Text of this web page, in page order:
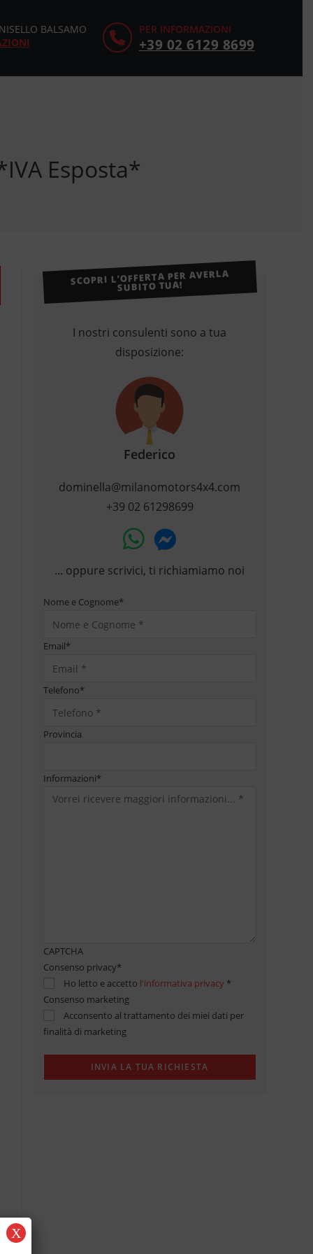
PER INFORMAZIONI
+39 02 6129 8699
BALSAMO
Esposta*
SCOPRI L’OFFERTA PER AVERLA
SUBITO TUA!
I nostri consulenti sono a tua
disposizione:
Federico
dominella@milanomotors4x4.com
+39 02 61298699
... oppure scrivici, ti richiamiamo noi
Nome e Cognome*
Email*
Telefono*
Provincia
Informazioni*
CAPTCHA
Consenso privacy*
Ho letto e accetto l'informativa privacy *
Consenso marketing
Acconsento al trattamento dei miei dati per
finalità di marketing
X